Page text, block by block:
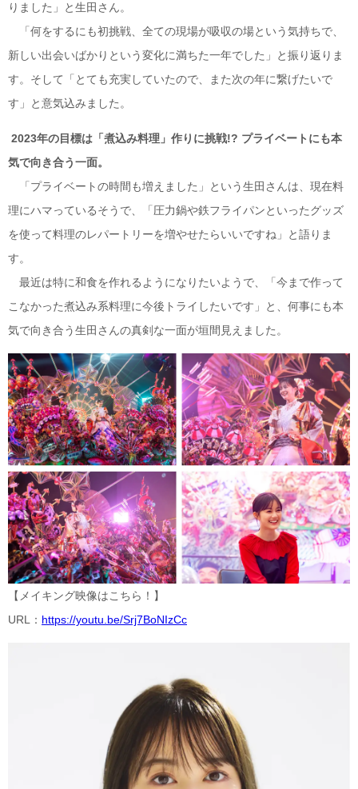
りました」と生田さん。
「何をするにも初挑戦、全ての現場が吸収の場という気持ちで、
新しい出会いばかりという変化に満ちた一年でした」と振り返りま
す。そして「とても充実していたので、また次の年に繋げたいで
す」と意気込みました。
2023年の目標は「煮込み料理」 作りに挑戦!? プライベートにも本
気で向き合う一面。
「プライベートの時間も増えました」という生田さんは、現在料
理にハマっているそうで、「圧力鍋や鉄フライパンといったグッズ
を使って料理のレパートリーを増やせたらいいですね」と語りま
す。
最近は特に和食を作れるようになりたいようで、「今まで作って
こなかった煮込み系料理に今後トライしたいです」と、何事にも本
気で向き合う生田さんの真剣な一面が垣間見えました。
【メイキング映像はこちら！】
URL： https://youtu.be/Srj7BoNIzCc